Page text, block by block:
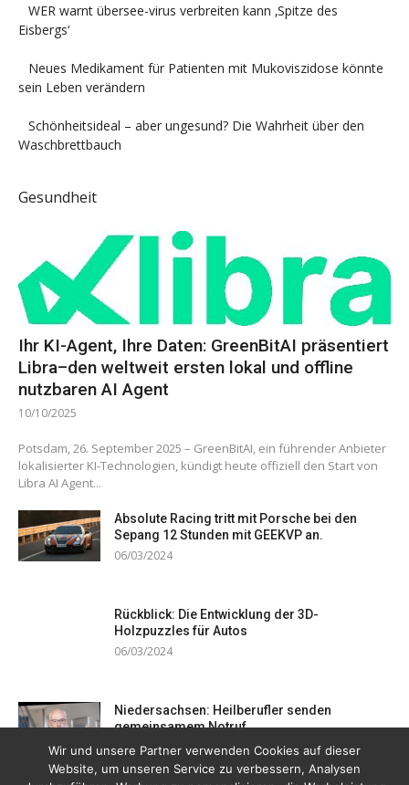
WER warnt übersee-virus verbreiten kann ‚Spitze des
Eisbergs‘
Neues Medikament für Patienten mit Mukoviszidose könnte
sein Leben verändern
Schönheitsideal – aber ungesund? Die Wahrheit über den
Waschbrettbauch
Gesundheit
Ihr KI-Agent, Ihre Daten: GreenBitAI präsentiert
Libra–den weltweit ersten lokal und offline
nutzbaren AI Agent
10/10/2025
Potsdam, 26. September 2025 – GreenBitAI, ein führender Anbieter
lokalisierter KI-Technologien, kündigt heute offiziell den Start von
Libra AI Agent...
Absolute Racing tritt mit Porsche bei den
Sepang 12 Stunden mit GEEKVP an.
06/03/2024
Rückblick: Die Entwicklung der 3D-
Holzpuzzles für Autos
06/03/2024
Niedersachsen: Heilberufler senden
gemeinsamem Notruf
19/12/2023
Wir und unsere Partner verwenden Cookies auf dieser
Website, um unseren Service zu verbessern, Analysen